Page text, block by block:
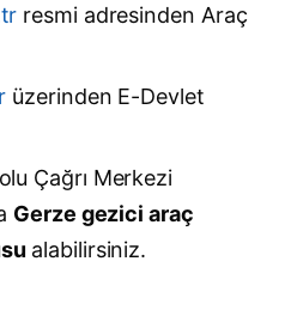
resmi adresinden Araç
üzerinden E-Devlet
Çağrı Merkezi
Gerze gezici araç
alabilirsiniz.